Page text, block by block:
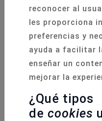
2025 2022
reconocer al
les proporciona
preferencias y
ayuda a facilitar
enseñar un
mejorar la
¿Qué tipos
de cookies